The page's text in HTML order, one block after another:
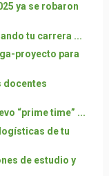
ya se robaron
tu carrera ...
proyecto para
docentes
“prime time” ...
de tu
de estudio y